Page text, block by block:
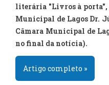
literária "Livros à porta",
Municipal de Lagos Dr.
Câmara Municipal de
no final da notícia).
Artigo completo »